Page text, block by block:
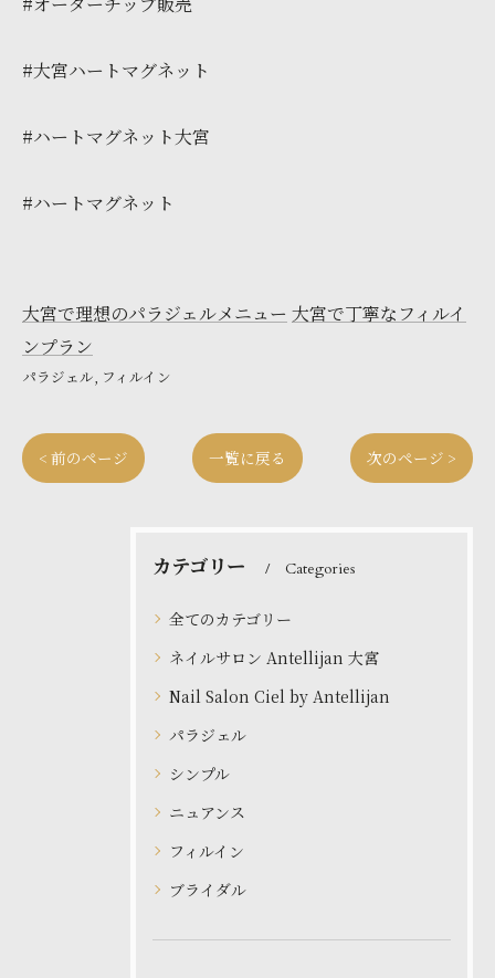
#大宮ハートマグネット
#ハートマグネット大宮
#ハートマグネット
大宮で理想のパラジェルメニュー 大宮で丁寧なフィルイ
ンプラン
パラジェル フィルイン
< 前のページ 一覧に戻る 次のページ >
カテゴリー Categories
全てのカテゴリー
ネイルサロン Antellijan 大宮
Nail Salon Ciel by Antellijan
パラジェル
シンプル
ニュアンス
フィルイン
ブライダル